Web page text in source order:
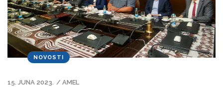
NOVOSTI
15. JUNA 2023. / AMEL